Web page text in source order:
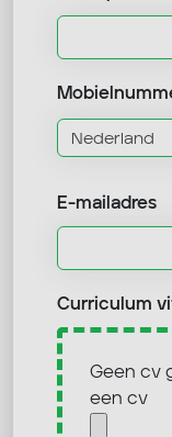
E-mailadres
Curriculum
Geen cv
een cv